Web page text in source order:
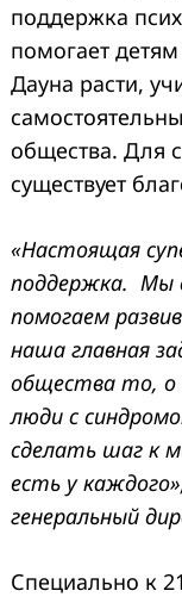
поддержка
помогает
Дауна расти,
общества. Для
существует
«Настоящая
поддержка. Мы
помогаем
наша главная
общества то, о
люди с
сделать шаг к
есть у
генеральный
Специально к